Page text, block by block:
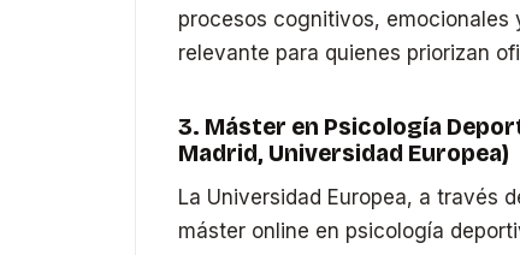
procesos cognitivos, emocionales
relevante para quienes priorizan
3. Máster en Psicología
Madrid, Universidad Europea)
La Universidad Europea, a través
máster online en psicología